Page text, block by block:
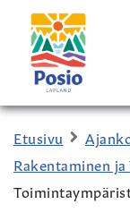
Siirry sisältöön
Kaupungin
logo
Etusivu
Rakentaminen